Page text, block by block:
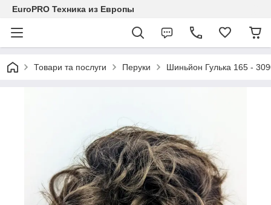
EuroPRO Техника из Европы
Товари та послуги Перуки Шиньйон Гулька 165 -